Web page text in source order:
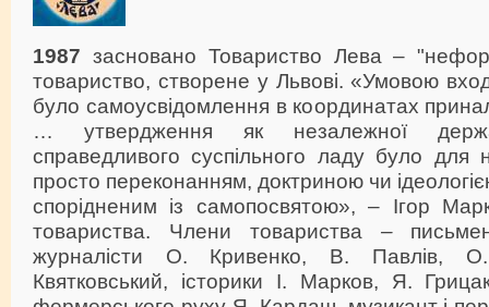
1987 засновано Товариство Лева –
товариство, створене у Львові. «Умовою
було самоусвідомлення в координатах
… утвердження як незалежної
справедливого суспільного ладу було для
просто переконанням, доктриною чи
спорідненим із самопосвятою», – Ігор
товариства. Члени товариства –
журналісти О. Кривенко, В. Павлів,
Квятковський, історики І. Марков, Я.